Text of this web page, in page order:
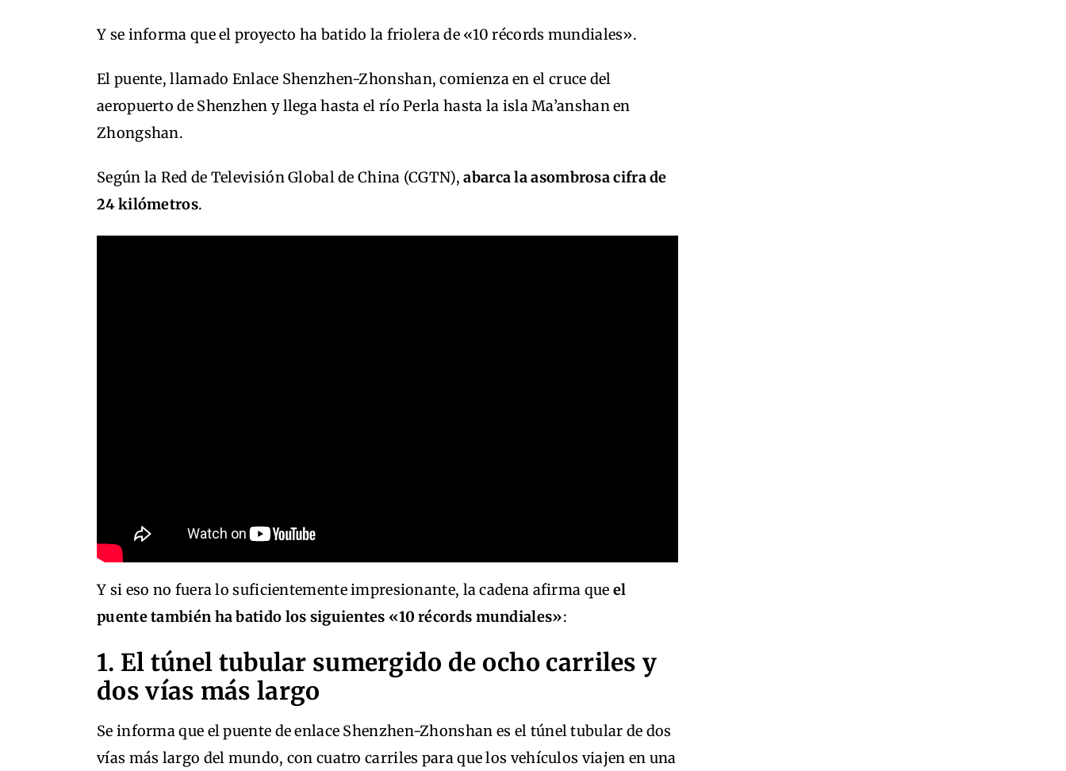
Y se informa que el proyecto ha batido la friolera de «10 récords mundiales».
El puente, llamado Enlace Shenzhen-Zhonshan, comienza en el cruce del
aeropuerto de Shenzhen y llega hasta el río Perla hasta la isla Ma’anshan en
Zhongshan.
Según la Red de Televisión Global de China (CGTN),abarca la asombrosa cifra de
24 kilómetros.
Y si eso no fuera lo suficientemente impresionante, la cadena afirma que el
puente también ha batido los siguientes «10 récords mundiales»:
1. El túnel tubular sumergido de ocho carriles y
dos vías más largo
Se informa que el puente de enlace Shenzhen-Zhonshan es el túnel tubular de dos
vías más largo del mundo, con cuatro carriles para que los vehículos viajen en una